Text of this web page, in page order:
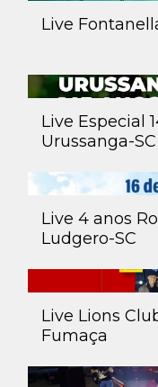
Live
Live Especial
Urussanga-SC
Live 4 anos
Ludgero-SC
Live Lions
Fumaça